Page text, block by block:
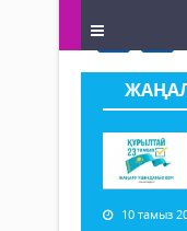
10 тамыз